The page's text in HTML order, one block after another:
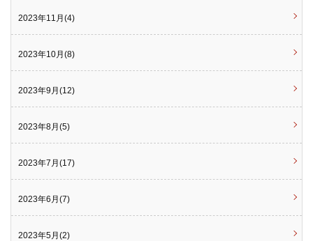
2023年11月(4)
2023年10月(8)
2023年9月(12)
2023年8月(5)
2023年7月(17)
2023年6月(7)
2023年5月(2)